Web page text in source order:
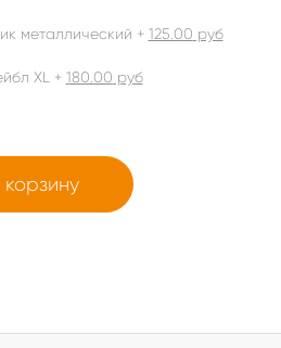
металлический + 125.00 руб
XL + 180.00 руб
корзину